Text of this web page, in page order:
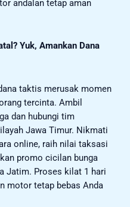
andalan tetap aman
Yuk, Amankan Dana
taktis merusak momen
tercinta. Ambil
dan hubungi tim
Jawa Timur. Nikmati
online, raih nilai taksasi
promo cicilan bunga
Jatim. Proses kilat 1 hari
motor tetap bebas Anda